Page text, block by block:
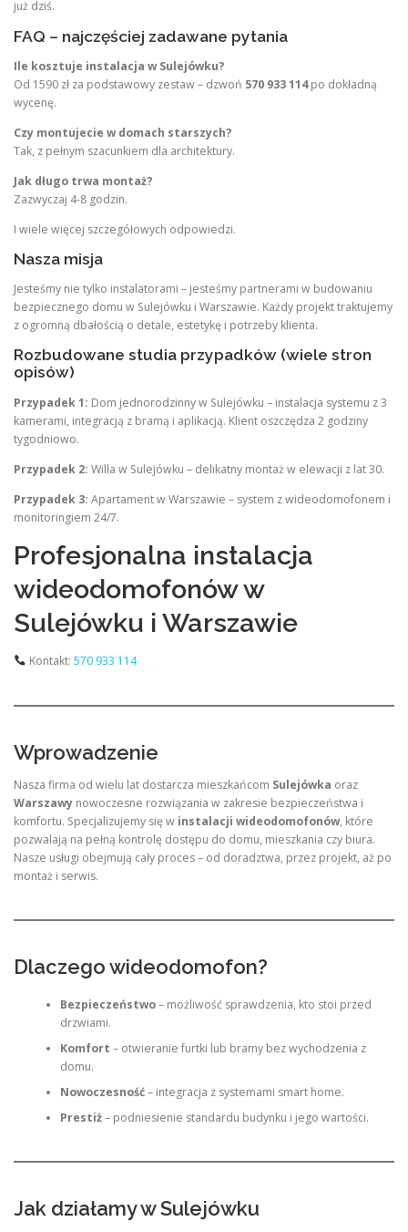
już dziś.
FAQ – najczęściej zadawane pytania
Ile kosztuje instalacja w Sulejówku?
Od 1590 zł za podstawowy zestaw – dzwoń 570 933 114po dokładną
wycenę.
Czy montujecie w domach starszych?
Tak, z pełnym szacunkiem dla architektury.
Jak długo trwa montaż?
Zazwyczaj 4-8 godzin.
I wiele więcej szczegółowych odpowiedzi.
Nasza misja
Jesteśmy nie tylko instalatorami – jesteśmy partnerami w budowaniu
bezpiecznego domu w Sulejówku i Warszawie. Każdy projekt traktujemy
z ogromną dbałością o detale, estetykę i potrzeby klienta.
Rozbudowane studia przypadków (wiele stron
opisów)
Przypadek 1: Dom jednorodzinny w Sulejówku – instalacja systemu z 3
kamerami, integracją z bramą i aplikacją. Klient oszczędza 2 godziny
tygodniowo.
Przypadek 2: Willa w Sulejówku – delikatny montaż w elewacji z lat 30.
Przypadek 3: Apartament w Warszawie – system z wideodomofonem i
monitoringiem 24/7.
Profesjonalna instalacja
wideodomofonów w
Sulejówku i Warszawie
Kontakt: 570 933 114
Wprowadzenie
Nasza firma od wielu lat dostarcza mieszkańcom Sulejówka oraz
Warszawy nowoczesne rozwiązania w zakresie bezpieczeństwa i
komfortu. Specjalizujemy się w instalacji wideodomofonów, które
pozwalają na pełną kontrolę dostępu do domu, mieszkania czy biura.
Nasze usługi obejmują cały proces – od doradztwa, przez projekt, aż po
montaż i serwis.
Dlaczego wideodomofon?
Bezpieczeństwo– możliwość sprawdzenia, kto stoi przed
drzwiami.
Komfort – otwieranie furtki lub bramy bez wychodzenia z
domu.
Nowoczesność– integracja z systemami smart home.
Prestiż– podniesienie standardu budynku i jego wartości.
Jak działamy w Sulejówku